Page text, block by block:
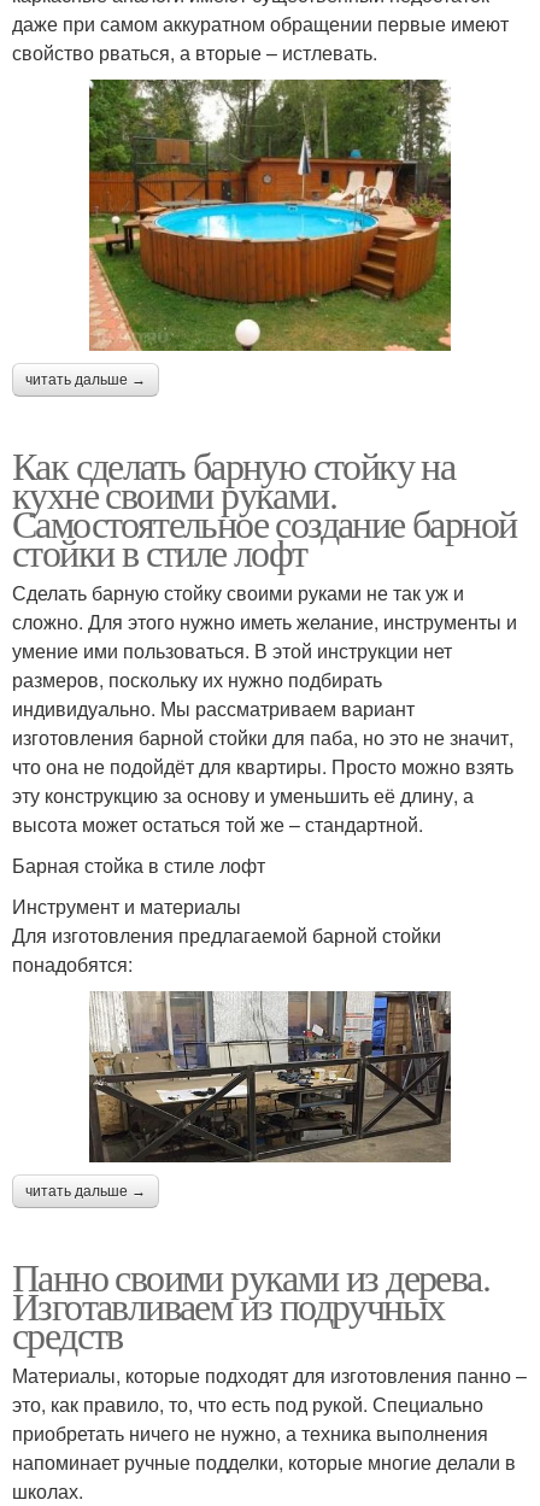
даже при самом аккуратном обращении первые имеют
свойство рваться, а вторые – истлевать.
читать дальше →
Как сделать барную стойку на
кухне своими руками.
Самостоятельное создание барной
стойки в стиле лофт
Сделать барную стойку своими руками не так уж и
сложно. Для этого нужно иметь желание, инструменты и
умение ими пользоваться. В этой инструкции нет
размеров, поскольку их нужно подбирать
индивидуально. Мы рассматриваем вариант
изготовления барной стойки для паба, но это не значит,
что она не подойдёт для квартиры. Просто можно взять
эту конструкцию за основу и уменьшить её длину, а
высота может остаться той же – стандартной.
Барная стойка в стиле лофт
Инструмент и материалы
Для изготовления предлагаемой барной стойки
понадобятся:
читать дальше →
Панно своими руками из дерева.
Изготавливаем из подручных
средств
Материалы, которые подходят для изготовления панно –
это, как правило, то, что есть под рукой. Специально
приобретать ничего не нужно, а техника выполнения
напоминает ручные подделки, которые многие делали в
школах.